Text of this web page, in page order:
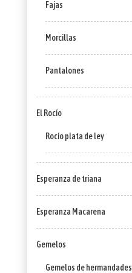
Fajas
Morcillas
Pantalones
El Rocío
Rocío plata de ley
Esperanza de triana
Esperanza Macarena
Gemelos
Gemelos de hermandades